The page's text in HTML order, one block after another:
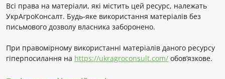
Всі права на матеріали, які містить цей ресурс, належать
УкрАгроКонсалт. Будь-яке використання матеріалів без
письмового дозволу власника заборонено.
При правомірному використанні матеріалів даного ресурсу
гіперпосилання на https://ukragroconsult.com/ обов’язкове.